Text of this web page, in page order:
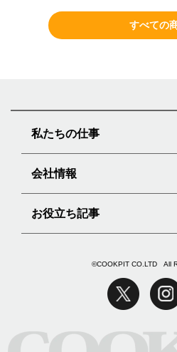
すべての
私たちの仕事
会社情報
お役立ち記事
©COOKPIT CO.LTD All